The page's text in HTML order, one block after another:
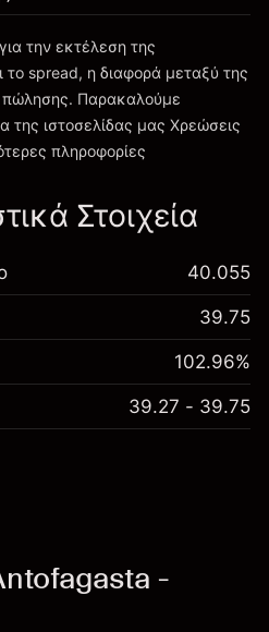
Τέλη
την εκτέλεση της
το spread, η διαφορά μεταξύ της
πώλησης. Παρακαλούμε
της ιστοσελίδας μας Χρεώσεις
πληροφορίες
Στοιχεία
40.055
39.75
102.96%
39.27 - 39.75
-